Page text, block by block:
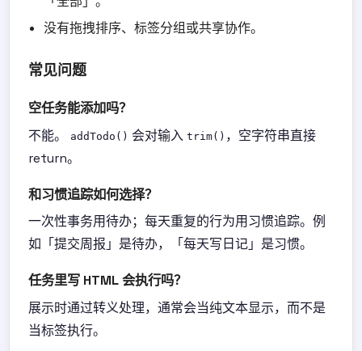
没有拖拽排序、标签分组或共享协作。
常见问题
空任务能添加吗？
不能。
addTodo() 会对输入 trim() ，空字符串直接
return。
和习惯追踪如何选择？
一次性事务用待办；每天重复的行为用习惯追踪。例
如「提交周报」是待办，「每天写日记」是习惯。
任务里写 HTML 会执行吗？
展示时通过转义处理，通常会当纯文本显示，而不是
当标签执行。